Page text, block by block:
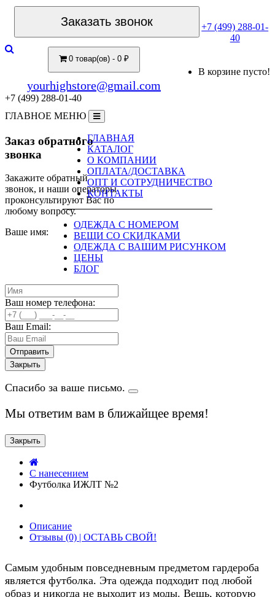
Заказать звонок
+7 (499) 288-01-
40
0 товар(ов) - 0 ₽
В корзине пусто!
yourhighstore@gmail.com
+7 (499) 288-01-40
ГЛАВНОЕ МЕНЮ
ГЛАВНАЯ
КАТАЛОГ
О КОМПАНИИ
ОПЛАТА/ДОСТАВКА
ОПТ И СОТРУДНИЧЕСТВО
КОНТАКТЫ
ОДЕЖДА С НОМЕРОМ
ВЕЩИ СО СКИДКАМИ
ОДЕЖДА С ВАШИМ РИСУНКОМ
ЦЕНЫ
БЛОГ
Заказ обратного
звонка
Закажите обратный
звонок, и наши операторы
проконсультируют Вас по
любому вопросу.
Ваше имя:
Ваш номер телефона:
Ваш Email:
Закрыть
Спасибо за ваше письмо.
Мы ответим вам в ближайщее время!
Закрыть
C нанесением
Футболка ИЖЛТ №2
Описание
Отзывы (0) | ОСТАВЬ СВОЙ!
Самым удобным повседневным предметом гардероба
является футболка. Эта одежда подходит под любой
образ и никогда не выходит из моды. Вещь, которую